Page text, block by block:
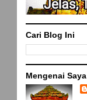
Cari Blog Ini
Mengenai Saya